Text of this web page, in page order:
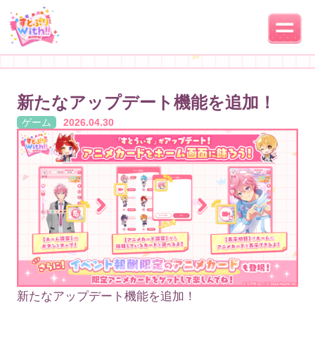
新たなアップデート機能を追加！
ゲーム 2026.04.30
新たなアップデート機能を追加！